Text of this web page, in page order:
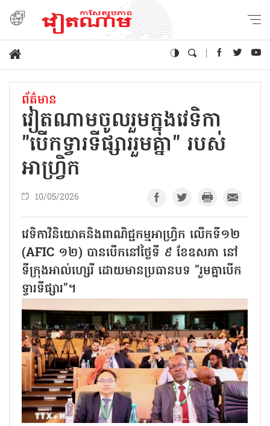
ព័ត៌មាន
វៀតណាមចូលរួមក្នុងវេទិកា
"បើកទ្វារទីផ្សាររួមគ្នា" របស់
អាហ្វ្រិក
10/05/2026
វេទិកាវិនិយោគនិងពាណិជ្ជកម្មអាហ្វ្រិក លើកទី១២
(AFIC ១២) បានបើកនៅថ្ងៃទី ៩ ខែឧសភា នៅ
ទីក្រុងអាល់ហ្សេរី ដោយមានប្រធានបទ "រួមគ្នាបើក
ទ្វារទីផ្សារ"។